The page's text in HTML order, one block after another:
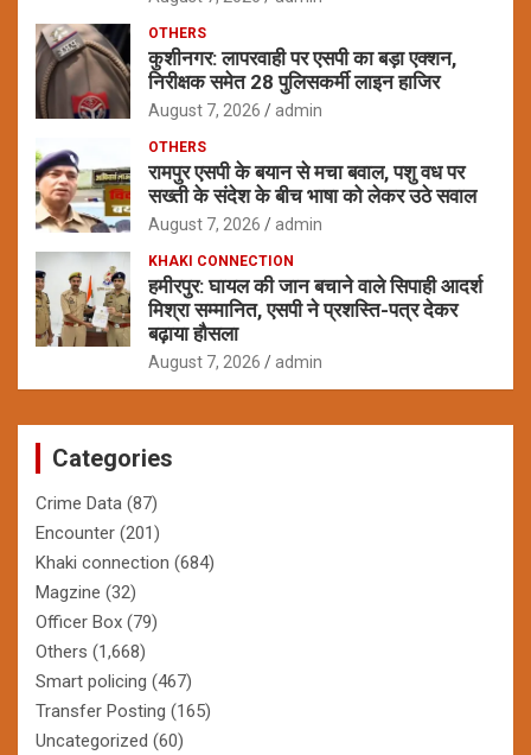
OTHERS
कुशीनगर: लापरवाही पर एसपी का बड़ा एक्शन,
निरीक्षक समेत 28 पुलिसकर्मी लाइन हाजिर
August 7, 2026 admin
OTHERS
रामपुर एसपी के बयान से मचा बवाल, पशु वध पर
सख्ती के संदेश के बीच भाषा को लेकर उठे सवाल
August 7, 2026 admin
KHAKI CONNECTION
हमीरपुर: घायल की जान बचाने वाले सिपाही आदर्श
मिश्रा सम्मानित, एसपी ने प्रशस्ति-पत्र देकर
बढ़ाया हौसला
August 7, 2026 admin
Categories
Crime Data (87)
Encounter (201)
Khaki connection (684)
Magzine (32)
Officer Box (79)
Others (1,668)
Smart policing (467)
Transfer Posting (165)
Uncategorized (60)